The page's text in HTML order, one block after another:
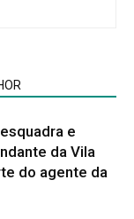
e
da Vila
do agente da